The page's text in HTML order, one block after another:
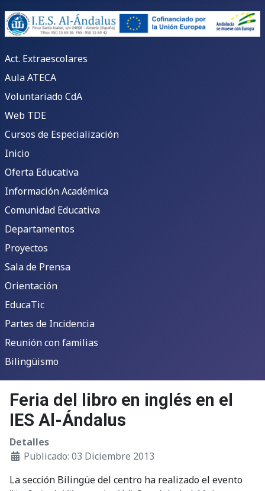
Act. Extraescolares
Aula ATECA
Voluntariado CdA
Web TDE
Cursos de Especialización
Inicio
Oferta Educativa
Información Académica
Comunidad Educativa
Departamentos
Proyectos
Sala de Prensa
Orientación
EducaTic
Partes de Incidencia
Reunión con familias
Bilingüismo
Feria del libro en inglés en el
IES Al-Ándalus
Detalles
Publicado: 03 Diciembre 2013
La sección Bilingüe del centro ha realizado el evento